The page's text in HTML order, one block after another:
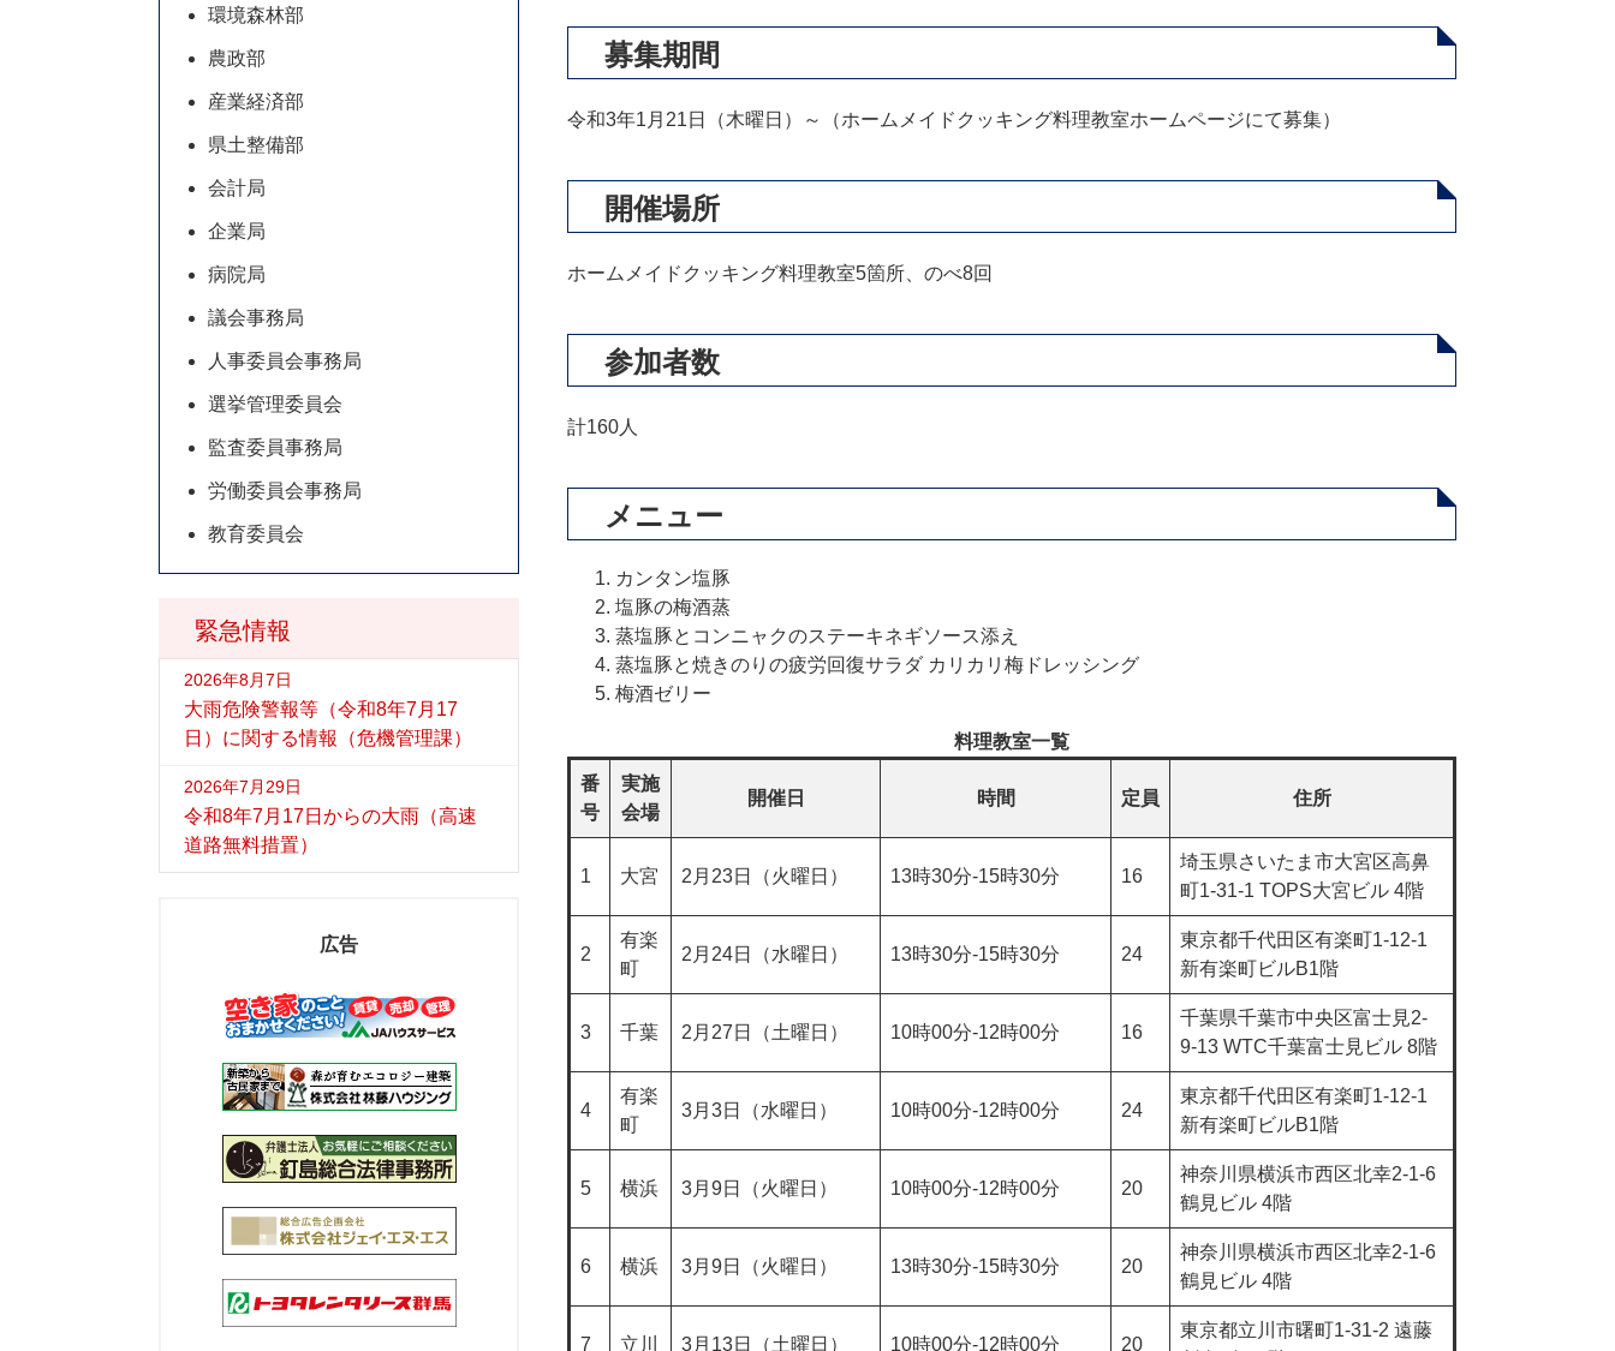
募集期間
令和3年1月21日（木曜日）～（ホームメイドクッキング料理教室ホームページにて募集）
開催場所
ホームメイドクッキング料理教室5箇所、のべ8回
参加者数
計160人
メニュー
カンタン塩豚
塩豚の梅酒蒸
蒸塩豚とコンニャクのステーキネギソース添え
蒸塩豚と焼きのりの疲労回復サラダ カリカリ梅ドレッシング
梅酒ゼリー
料理教室一覧
番
号
実施
会場
開催日 時間 定員 住所
1 大宮 2月23日（火曜日） 13時30分-15時30分 16
埼玉県さいたま市大宮区高鼻
町1-31-1 TOPS大宮ビル 4階
2
有楽
町
2月24日（水曜日） 13時30分-15時30分 24
東京都千代田区有楽町1-12-1
新有楽町ビルB1階
3 千葉 2月27日（土曜日） 10時00分-12時00分 16
千葉県千葉市中央区富士見2-
9-13 WTC千葉富士見ビル 8階
4
有楽
町
3月3日（水曜日） 10時00分-12時00分 24
東京都千代田区有楽町1-12-1
新有楽町ビルB1階
5 横浜 3月9日（火曜日） 10時00分-12時00分 20
神奈川県横浜市西区北幸2-1-6
鶴見ビル 4階
6 横浜 3月9日（火曜日） 13時30分-15時30分 20
神奈川県横浜市西区北幸2-1-6
鶴見ビル 4階
7 立川 3月13日（土曜日） 10時00分-12時00分 20
東京都立川市曙町1-31-2 遠藤
緊急情報
2026年8月7日
大雨危険警報等（令和8年7月17
日）に関する情報（危機管理課）
2026年7月29日
令和8年7月17日からの大雨（高速
道路無料措置）
環境森林部
農政部
産業経済部
県土整備部
会計局
企業局
病院局
議会事務局
人事委員会事務局
選挙管理委員会
監査委員事務局
労働委員会事務局
教育委員会
広告